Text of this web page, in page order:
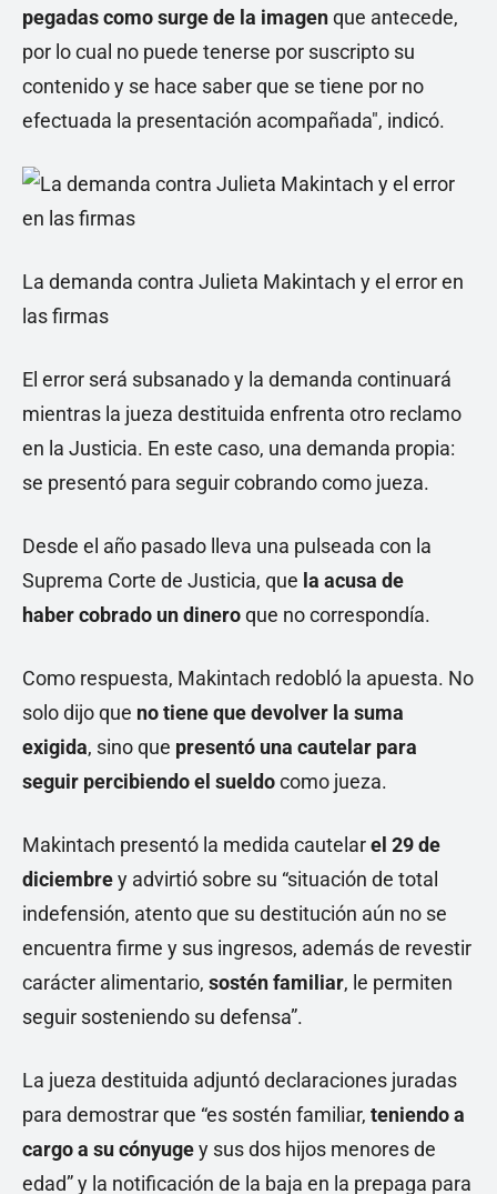
pegadas como surge de la imagenque antecede,
por lo cual no puede tenerse por suscripto su
contenido y se hace saber que se tiene por no
efectuada la presentación acompañada", indicó.
La demanda contra Julieta Makintach y el error en
las firmas
El error será subsanado y la demanda continuará
mientras la jueza destituida enfrenta otro reclamo
en la Justicia. En este caso, una demanda propia:
se presentó para seguir cobrando como jueza.
Desde el año pasado lleva una pulseada con la
Suprema Corte de Justicia, que la acusa de
habercobrado un dineroque no correspondía.
Como respuesta, Makintach redobló la apuesta. No
solo dijo que no tiene que devolver la suma
exigida, sino que presentó una cautelar para
seguir percibiendo el sueldocomo jueza.
Makintach presentó la medida cautelarel 29 de
diciembrey advirtió sobre su “situación de total
indefensión, atento que su destitución aún no se
encuentra firme y sus ingresos, además de revestir
carácter alimentario, sostén familiar, le permiten
seguir sosteniendo su defensa”.
La jueza destituida adjuntó declaraciones juradas
para demostrar que “es sostén familiar, teniendo a
cargo a su cónyugey sus dos hijos menores de
edad” y la notificación de la baja en la prepaga para